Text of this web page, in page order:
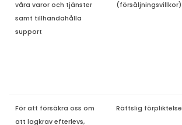
våra varor och tjänster
samt tillhandahålla
support
(försäljningsvillkor)
För att försäkra oss om
att lagkrav efterlevs,
Rättslig förpliktelse